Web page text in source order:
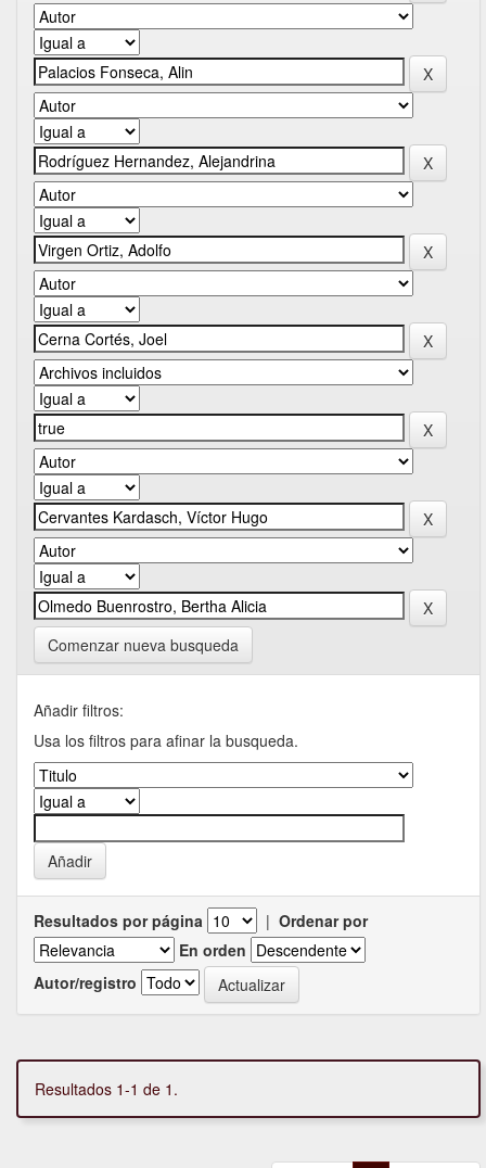
Comenzar nueva busqueda
Añadir filtros:
Usa los filtros para afinar la busqueda.
Resultados por página | Ordenar por
En orden
Autor/registro
Resultados 1-1 de 1.